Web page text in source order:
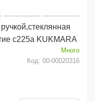
с225а KUKMARA
Много
Код: 00-00020316